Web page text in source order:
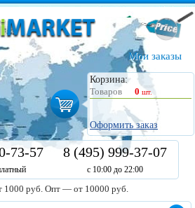
Мои заказы
Корзина:
Товаров
0 шт.
Оформить заказ
73-57 8 (495) 999-37-07
с 10:00 до 22:00
1000 руб. Опт — от 10000 руб.